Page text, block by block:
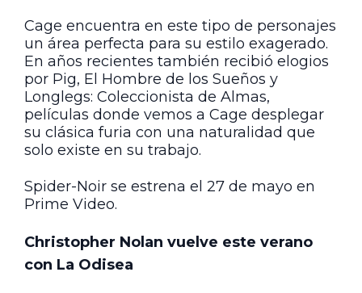
Cage encuentra en este tipo de personajes
un área perfecta para su estilo exagerado.
En años recientes también recibió elogios
por Pig, El Hombre de los Sueños y
Longlegs: Coleccionista de Almas,
películas donde vemos a Cage desplegar
su clásica furia con una naturalidad que
solo existe en su trabajo.
Spider-Noir se estrena el 27 de mayo en
Prime Video.
Christopher Nolan vuelve este verano
con La Odisea